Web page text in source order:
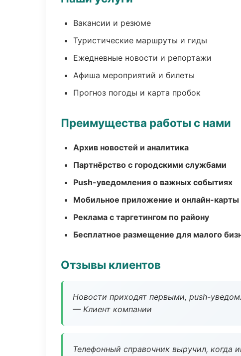
Вакансии и резюме
Туристические маршруты и гиды
Ежедневные новости и репортажи
Афиша мероприятий и билеты
Прогноз погоды и карта пробок
Преимущества работы с нами
Архив новостей и аналитика
Партнёрство с городскими службами
Push-уведомления о важных событиях
Мобильное приложение и онлайн-карты
Реклама с таргетингом по району
Бесплатное размещение для малого
Отзывы клиентов
Новости приходят первыми, push-
— Клиент компании
Телефонный справочник выручил, когда